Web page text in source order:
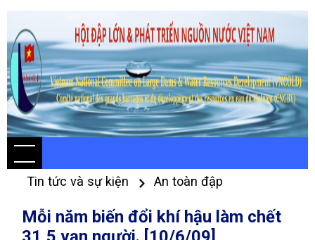
Tin tức và sự kiện An toàn đập
Mỗi năm biến đổi khí hậu làm chết